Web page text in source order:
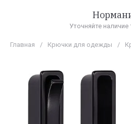
Уточняйте
Главная / Крючки для одежды /